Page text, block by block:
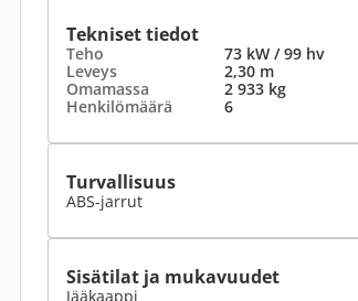
Tekniset tiedot
Teho 73 kW / 99 hv
Leveys
2,30 m
Omamassa
2 933 kg
Henkilömäärä
6
Turvallisuus
ABS-jarrut
Sisätilat ja mukavuudet
Jääkaappi